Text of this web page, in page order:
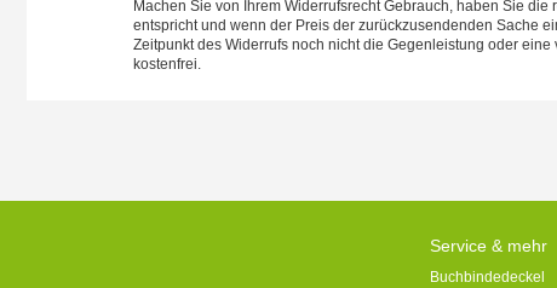
Machen Sie von Ihrem Widerrufsrecht Gebrauch, haben Sie
entspricht und wenn der Preis der zurückzusendenden Sache
Zeitpunkt des Widerrufs noch nicht die Gegenleistung oder
kostenfrei.
Service & mehr
Buchbindedeckel